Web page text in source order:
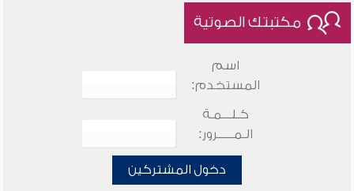
مكتبتك الصوتية
اسم
المستخدم:
كـلـــمـة
الـمـــــرور:
دخول المشتركين